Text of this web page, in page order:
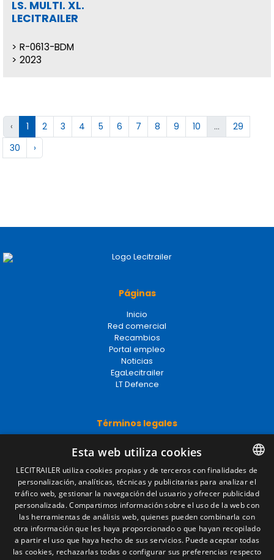
LS. MULTI. XL.
LECITRAILER
R-0613-BDM
2023
‹ 1 2 3 4 5 6 7 8 9 10 ...
29
30
›
Páginas
Inicio
Red comercial
Recambios
Portal empleo
Noticias
EgaLecitrailer
LT Defence
Términos legales
Política de privacidad
Política de cookies
Condiciones generales de venta
Gestionar cookies
Contacto
Camino de los Huertos, S/N. Apdo 100
SPANISH
ENGLISH
FRENCH
ITALIAN
Esta web utiliza cookies
LECITRAILER utiliza cookies propias y de terceros con finalidades de
personalización, analíticas, técnicas y publicitarias para analizar el
tráfico web, gestionar la navegación del usuario y ofrecer publicidad
personalizada. Compartimos información sobre el uso de la web con
las herramientas de análisis web, quienes pueden combinarla con
otra información que les haya proporcionado o que hayan recopilado
a partir el uso que haya hecho de sus servicios. Puede aceptar todas
las cookies, rechazarlas todas o configurar sus preferencias respecto